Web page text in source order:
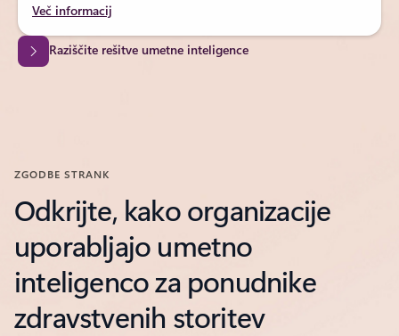
Več informacij
Raziščite rešitve umetne inteligence
ZGODBE STRANK
Odkrijte, kako organizacije
uporabljajo umetno
inteligenco za ponudnike
zdravstvenih storitev